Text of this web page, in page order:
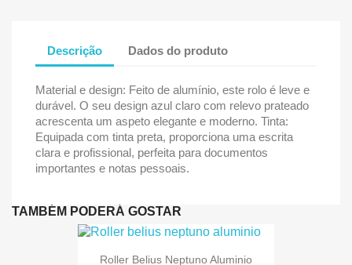
Descrição Dados do produto
Material e design: Feito de alumínio, este rolo é leve e
durável. O seu design azul claro com relevo prateado
acrescenta um aspeto elegante e moderno. Tinta:
Equipada com tinta preta, proporciona uma escrita
clara e profissional, perfeita para documentos
importantes e notas pessoais.
TAMBÉM PODERÁ GOSTAR
Roller Belius Neptuno Aluminio